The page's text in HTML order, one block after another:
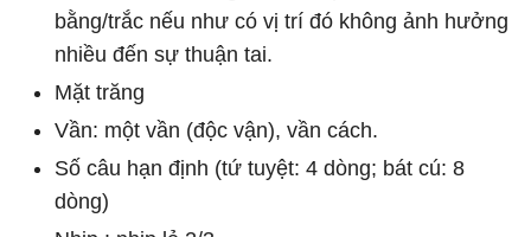
bằng/trắc nếu như có vị trí đó không ảnh hưởng
nhiều đến sự thuận tai.
Mặt trăng
Vần: một vần (độc vận), vần cách.
Số câu hạn định (tứ tuyệt: 4 dòng; bát cú: 8
dòng)